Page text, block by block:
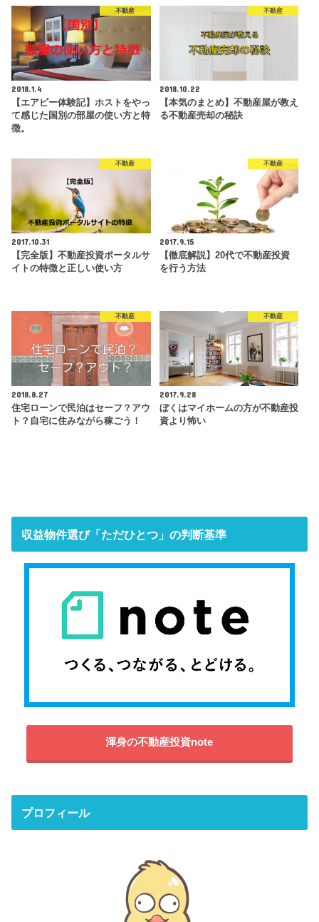
不動産
2018.1.4
【エアビー体験記】ホストをやっ
て感じた国別の部屋の使い方と特
徴。
不動産
2018.10.22
【本気のまとめ】不動産屋が教え
る不動産売却の秘訣
不動産
2017.10.31
【完全版】不動産投資ポータルサ
イトの特徴と正しい使い方
不動産
2017.9.15
【徹底解説】20代で不動産投資
を行う方法
不動産
2018.8.27
住宅ローンで民泊はセーフ？アウ
ト？自宅に住みながら稼ごう！
不動産
2017.9.28
ぼくはマイホームの方が不動産投
資より怖い
収益物件選び「ただひとつ」の判断基準
渾身の不動産投資note
プロフィール